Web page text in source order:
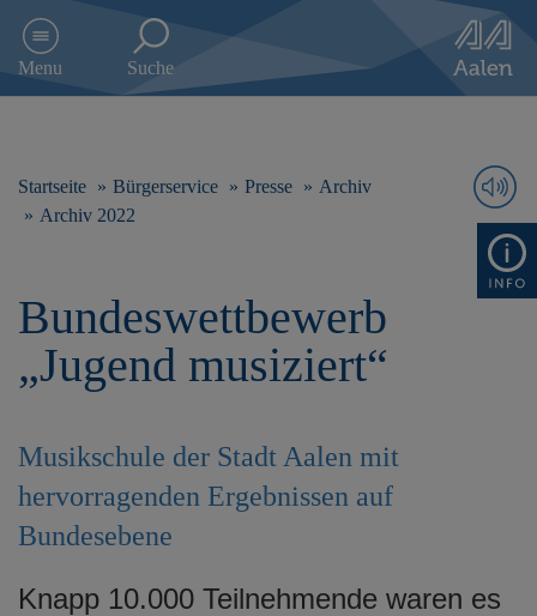
e
n
Menu Suche
Startseite Bürgerservice Presse
Archiv
Archiv 2022
Bundeswettbewerb
„Jugend musiziert“
Musikschule der Stadt Aalen mit
hervorragenden Ergebnissen auf
Bundesebene
Knapp 10.000 Teilnehmende waren es